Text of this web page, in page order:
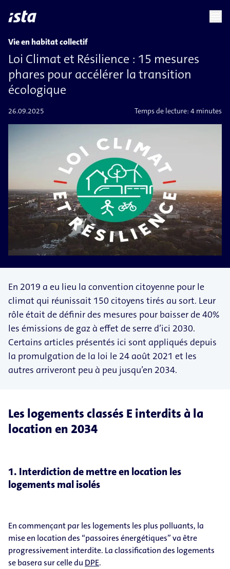
languagechevron_right
Vie en habitat collectif
Loi Climat et Résilience : 15 mesures
phares pour accélérer la transition
écologique
26.09.2025 Temps de lecture: 4 minutes
En 2019 a eu lieu la convention citoyenne pour le
climat qui réunissait 150 citoyens tirés au sort. Leur
rôle était de définir des mesures pour baisser de 40%
les émissions de gaz à effet de serre d’ici 2030.
Certains articles présentés ici sont appliqués depuis
la promulgation de la loi le 24 août 2021 et les
autres arriveront peu à peu jusqu’en 2034.
Les logements classés E interdits à la
location en 2034
1. Interdiction de mettre en location les
logements mal isolés
En commençant par les logements les plus polluants, la
mise en location des “passoires énergétiques” va être
progressivement interdite. La classification des logements
se basera sur celle du DPE.